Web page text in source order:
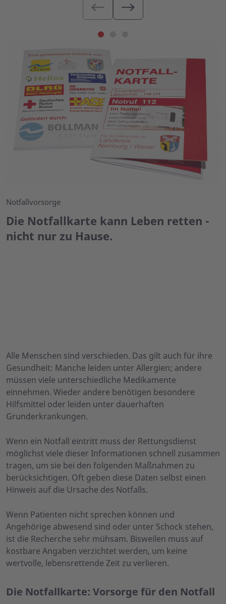
Notfallvorsorge
Die Notfallkarte kann Leben retten -
nicht nur zu Hause.
Alle Menschen sind verschieden. Das gilt auch für ihre
Gesundheit: Manche leiden unter Allergien; andere
müssen viele unterschiedliche Medikamente
einnehmen. Wieder andere benötigen besondere
Hilfsmittel oder leiden unter dauerhaften
Grunderkrankungen.
Wenn ein Notfall eintritt muss der Rettungsdienst
möglichst viele dieser Informationen schnell zusammen
tragen, um sie bei den folgenden Maßnahmen zu
berücksichtigen. Oft geben diese Daten selbst einen
Hinweis auf die Ursache des Notfalls.
Wenn Patienten nicht sprechen können und
Angehörige abwesend sind oder unter Schock stehen,
ist die Recherche sehr mühsam. Bisweilen muss auf
kostbare Angaben verzichtet werden, um keine
wertvolle, lebensrettende Zeit zu verlieren.
Die Notfallkarte: Vorsorge für den Notfall